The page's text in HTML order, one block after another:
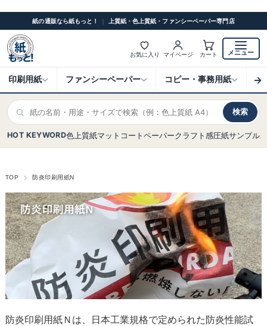
紙の通販なら紙もっと！ ｜ 上質紙・色上質紙・ファンシーペーパー専門店
お気に入り マイページ カート メニュー
印刷用紙 ファンシーペーパー コピー・事務用紙 ク
→
検索
HOT KEYWORD色上質紙マットコートペーパークラフト感圧紙サンプル
TOP 防炎印刷用紙N
防炎印刷用紙Ｎは、日本工業規格で定められた防炎性能試